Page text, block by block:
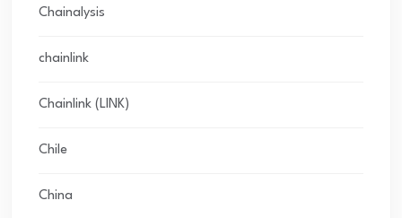
Chainalysis
chainlink
Chainlink (LINK)
Chile
China